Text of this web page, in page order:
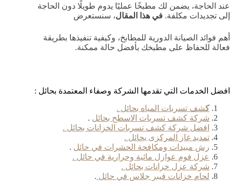
عند الحاجة، يضمن لك مطبخًا عمليًا يدوم طويلًا دون الحاجة
إلى تجديدات مكلفة. في هذا المقال، سنستعرض
أهم فوائد الصيانة الدورية للمطابخ، وكيفية تنفيذها بطريقة
فعالة للحفاظ على مطبخك بأفضل حالة ممكنة.
افضل الخدمات التي تقدمها الشركة وصفاء المعتمدة بحائل :
كشف تسربات المياه بحائل .
شركة كشف تسربات الاسطح بحائل .
افضل شركة كشف تسربات الخزانات بحائل .
تمديد غاز المركزى يحائل .
رش مبيدات ومكافحة الحشرات في حائل .
عزل فوم عوازل مائية وحرارية في حائل .
شركة عزل خزانات بحائل .
لحام خزانات فيبر جلاس في حائل .